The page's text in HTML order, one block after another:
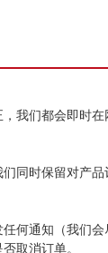
我们都会即时在
同时保留对产品
何通知（我们
取消订单。